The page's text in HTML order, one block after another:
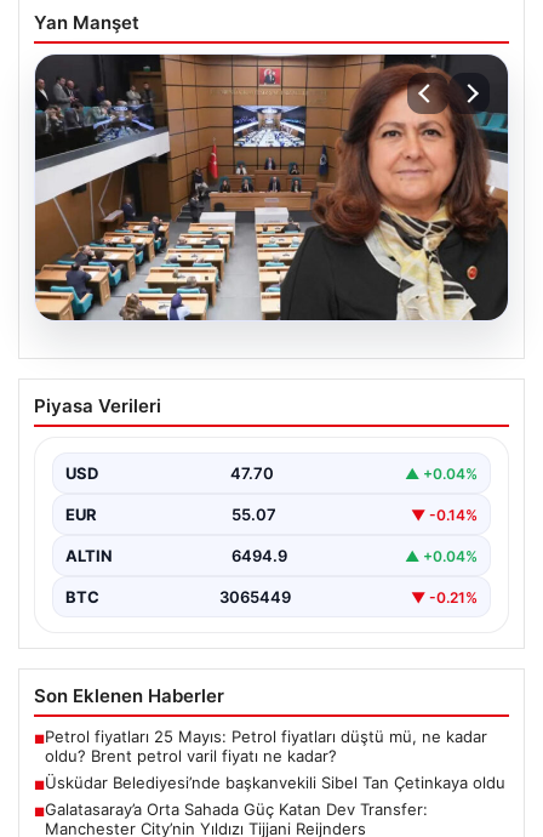
Yan Manşet
05.08.2026
Üsküdar Belediyesi’nde başkanvekili
Sibel Tan Çetinkaya oldu
Piyasa Verileri
USD 47.70 ▲ +0.04%
EUR 55.07 ▼ -0.14%
ALTIN 6494.9 ▲ +0.04%
BTC 3065449 ▼ -0.21%
Son Eklenen Haberler
■Petrol fiyatları 25 Mayıs: Petrol fiyatları düştü mü, ne kadar
oldu? Brent petrol varil fiyatı ne kadar?
■Üsküdar Belediyesi’nde başkanvekili Sibel Tan Çetinkaya oldu
■Galatasaray’a Orta Sahada Güç Katan Dev Transfer:
Manchester City’nin Yıldızı Tijjani Reijnders